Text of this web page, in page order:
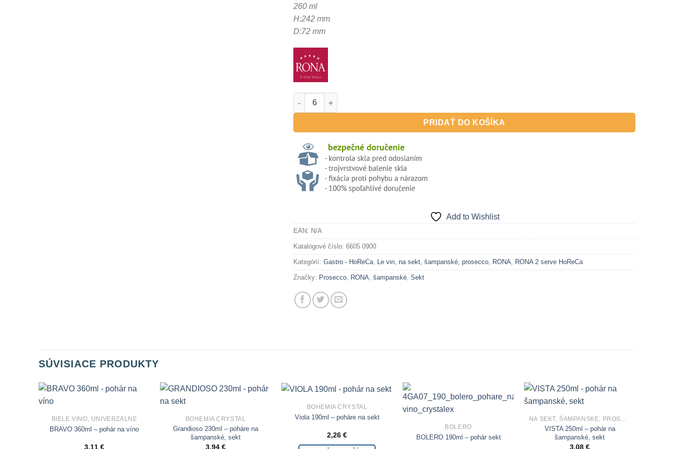
260 ml
H:242 mm
D:72 mm
množstvo Le Vin 260ml - pohár na sekt/šampanské Champagne glass 09
PRIDAŤ DO KOŠÍKA
Add to Wishlist
EAN: N/A
Katalógové číslo:6605 0900
Kategórií:Gastro - HoReCa, Le vin,na sekt, šampanské, prosecco, RONA, RONA 2 serve HoReCa
Značky: Prosecco, RONA,šampanské,Sekt
SÚVISIACE PRODUKTY
Wishlist
BIELE VÍNO, UNIVERZÁLNE
BRAVO 360ml – pohár na víno
3,11 €
Wishlist
BOHEMIA CRYSTAL
Grandioso 230ml – poháre na
šampanské, sekt
3,94 €
Add to
Wishlist
BOHEMIA CRYSTAL
Viola 190ml – poháre na sekt
2,26 €
BOLERO
BOLERO 190ml – pohár sekt
Wishlist
NA SEKT, ŠAMPANSKÉ, PROSECCO
VISTA 250ml – pohár na
šampanské, sekt
3,08 €